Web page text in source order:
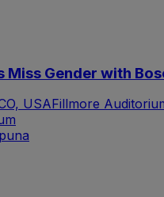
Miss Gender with
USAFillmore